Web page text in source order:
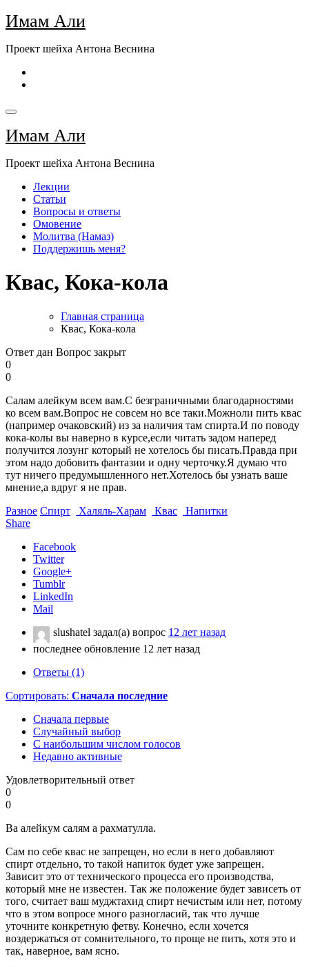
Перейти
к
Имам Али
Проект шейха Антона Веснина
Имам Али
Проект шейха Антона Веснина
Лекции
Статьи
Вопросы и ответы
Омовение
Молитва (Намаз)
Поддержишь меня?
Квас, Кока-кола
Главная страница
Квас, Кока-кола
Ответ дан Вопрос закрыт
0
0
Салам алейкум всем вам.С безграничными благодарностями
ко всем вам.Вопрос не совсем но все таки.Можноли пить квас
(например очаковский) из за наличия там спирта.И по поводу
кока-колы вы наверно в курсе,если читать задом наперед
получится лозунг который не хотелось бы писать.Правда при
этом надо добовить фантазии и одну черточку.Я думаю что
тут ничего предумышленного нет.Хотелось бы узнать ваше
мнение,а вдруг я не прав.
Разное Спирт Халяль-Харам Квас
Напитки
Share
Facebook
Twitter
Google+
Tumblr
LinkedIn
Mail
slushatel задал(а) вопрос 12 лет назад
последнее обновление 12 лет назад
Ответы (1)
Сортировать: Сначала последние
Сначала первые
Случайный выбор
С наибольшим числом голосов
Недавно активные
Удовлетворительный ответ
0
0
Ва алейкум салям а рахматулла.
Сам по себе квас не запрещен, но если в него добавляют
спирт отдельно, то такой напиток будет уже запрещен.
Зависит это от технического процесса его производства,
который мне не известен. Так же положение будет зависеть от
того, считает ваш муджтахид спирт нечистым или нет, потому
что в этом вопросе много разногласий, так что лучше
уточните конкретную фетву. Конечно, если хочется
воздержаться от сомнительного, то проще не пить, хотя это и
так, наверное, вам ясно.